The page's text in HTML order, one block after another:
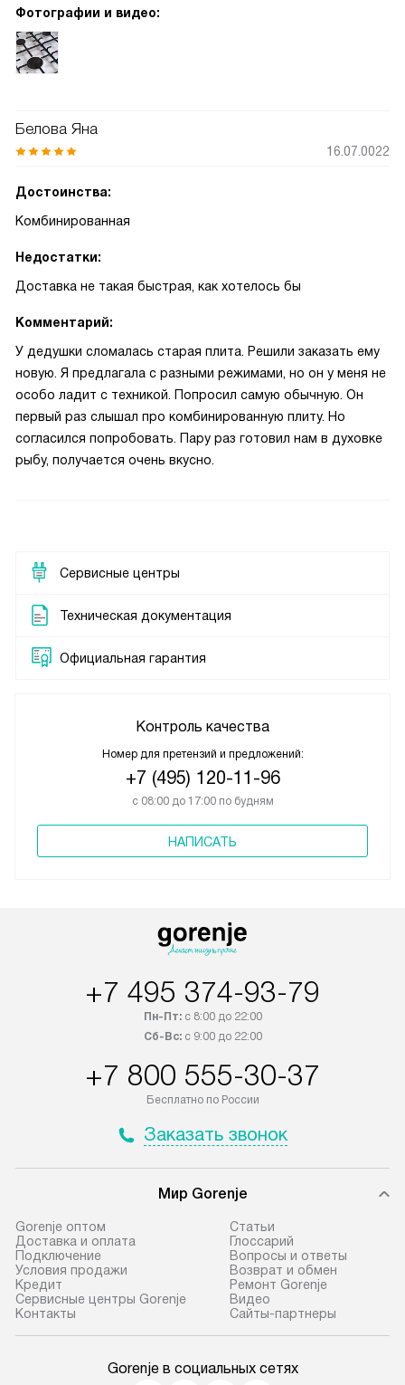
Фотографии и видео:
Белова Яна
16.07.0022
Достоинства:
Комбинированная
Недостатки:
Доставка не такая быстрая, как хотелось бы
Комментарий:
У дедушки сломалась старая плита. Решили заказать ему
новую. Я предлагала с разными режимами, но он у меня не
особо ладит с техникой. Попросил самую обычную. Он
первый раз слышал про комбинированную плиту. Но
согласился попробовать. Пару раз готовил нам в духовке
рыбу, получается очень вкусно.
Сервисные центры
Техническая документация
Официальная гарантия
Контроль качества
Номер для претензий и предложений:
+7 (495) 120-11-96
с 08:00 до 17:00 по будням
НАПИСАТЬ
+7 495 374-93-79
Пн-Пт:с 8:00 до 22:00
Сб-Вс:с 9:00 до 22:00
+7 800 555-30-37
Бесплатно по России
Заказать звонок
Мир Gorenje
Gorenje оптом
Доставка и оплата
Подключение
Условия продажи
Кредит
Сервисные центры Gorenje
Контакты
Cтатьи
Глоссарий
Вопросы и ответы
Возврат и обмен
Ремонт Gorenje
Видео
Сайты-партнеры
Gorenje в социальных сетях